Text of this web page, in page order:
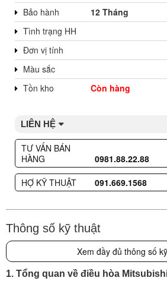
Bảo hành
12 Tháng
Tình trạng HH
Đơn vị tính
Màu sắc
Tồn kho
Còn hàng
LIÊN HỆ
TƯ VẤN BÁN
HÀNG
0981.88.22.88
HỢ KỸ THUẬT
091.669.1568
Thông số kỹ thuật
Xem đầy đủ thông số
1. Tổng quan về điều hòa